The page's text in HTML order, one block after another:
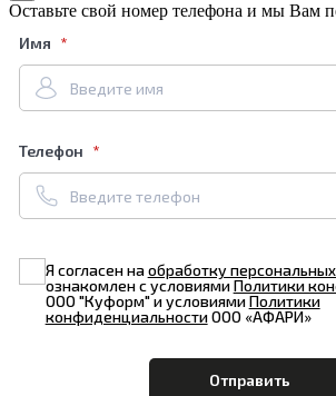
Оставьте свой номер телефона и мы Вам
Имя
Телефон
Я согласен наобработку
ознакомлен с условиямиПолитики
ООО "Куформ" и условиямиПолитики
конфиденциальностиООО «АФАРИ»